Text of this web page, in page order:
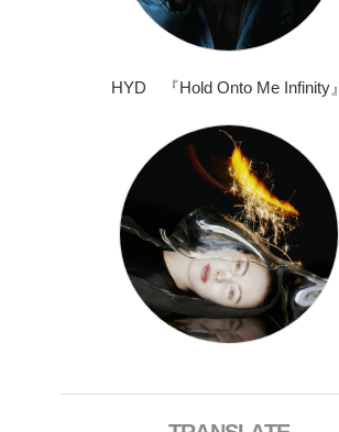
HYD 『Hold Onto Me Infinity』